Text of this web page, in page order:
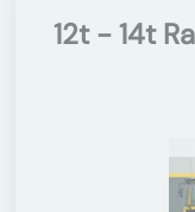
12t - 14t